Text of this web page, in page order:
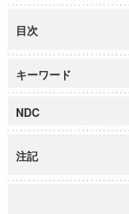
目次
キーワード
NDC
注記